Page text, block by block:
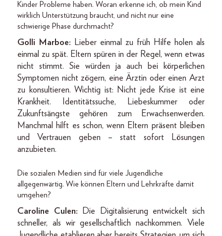
Kinder Probleme haben. Woran erkenne ich, ob mein Kind
wirklich Unterstützung braucht, und nicht nur eine
schwierige Phase durchmacht?
Golli Marboe: Lieber einmal zu früh Hilfe holen als
einmal zu spät. Eltern spüren in der Regel, wenn etwas
nicht stimmt. Sie würden ja auch bei körperlichen
Symptomen nicht zögern, eine Ärztin oder einen Arzt
zu konsultieren. Wichtig ist: Nicht jede Krise ist eine
Krankheit. Identitätssuche, Liebeskummer oder
Zukunftsängste gehören zum Erwachsenwerden.
Manchmal hilft es schon, wenn Eltern präsent bleiben
und Vertrauen geben – statt sofort Lösungen
anzubieten.
Die sozialen Medien sind für viele Jugendliche
allgegenwärtig. Wie können Eltern und Lehrkräfte damit
umgehen?
Caroline Culen: Die Digitalisierung entwickelt sich
schneller, als wir gesellschaftlich nachkommen. Viele